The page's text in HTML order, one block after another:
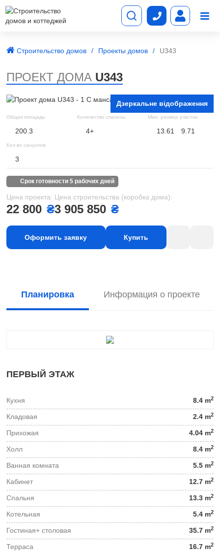
Строительство домов Проекты домов U343
ПРОЕКТ ДОМА U343
Дзеркальне відображення
Общая площадь:
200.3
Количество спалень:
4+
Мин. размер участка:
13.61 9.71
Кол-во санузлов:
3
срок готовности 5 рабочих дней
Цена проекта:
22 800 ₴
Цена строительства (коробка дома):
3 905 850 ₴
Оформить заявку Купить
Планировка Информация о проекте
ПЕРВЫЙ ЭТАЖ
Кухня 8.4 m2
Кладовая 2.4 m2
Прихожая 4.04 m2
Холл 8.4 m2
Ванная комната 5.5 m2
Кабинет 12.7 m2
Спальня 13.3 m2
Котельная 5.4 m2
Гостиная+ столовая 35.7 m2
Терраса 16.7 m2